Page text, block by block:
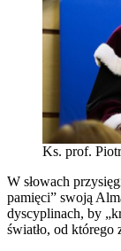
Ks. prof.
W słowach
pamięci” swoją
dyscyplinach, by
światło, od którego